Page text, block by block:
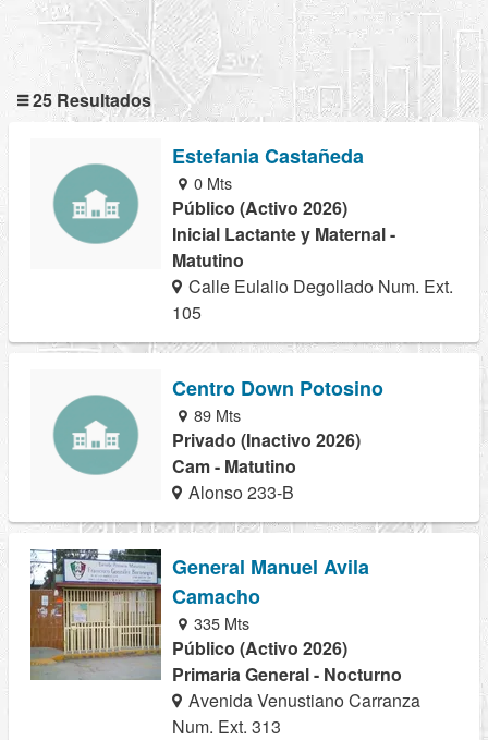
25 Resultados
Estefania Castañeda
0 Mts
Público (Activo 2026)
Inicial Lactante y Maternal -
Matutino
Calle Eulalio Degollado Num. Ext.
105
Centro Down Potosino
89 Mts
Privado (Inactivo 2026)
Cam - Matutino
Alonso 233-B
General Manuel Avila
Camacho
335 Mts
Público (Activo 2026)
Primaria General - Nocturno
Avenida Venustiano Carranza
Num. Ext. 313